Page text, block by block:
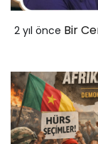
2 yıl önce Bir